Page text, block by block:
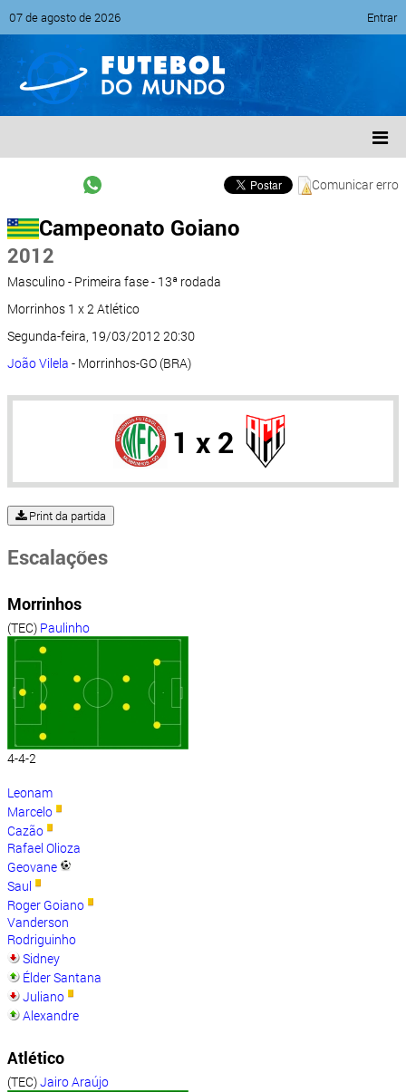
07 de agosto de 2026 Entrar
Comunicar erro
Campeonato Goiano
2012
Masculino - Primeira fase - 13ª rodada
Morrinhos 1 x 2 Atlético
Segunda-feira, 19/03/2012 20:30
João Vilela - Morrinhos-GO (BRA)
1 x 2
Print da partida
Escalações
Morrinhos
(TEC) Paulinho
4-4-2
Leonam
Marcelo
Cazão
Rafael Olioza
Geovane
Saul
Roger Goiano
Vanderson
Rodriguinho
Sidney
Élder Santana
Juliano
Alexandre
Atlético
(TEC)Jairo Araújo